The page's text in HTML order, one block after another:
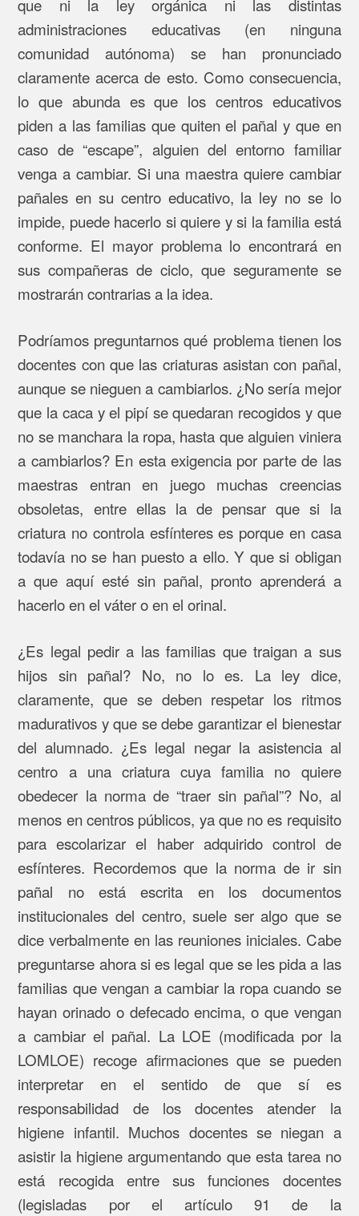
administraciones educativas (en ninguna
comunidad autónoma) se han pronunciado
claramente acerca de esto. Como consecuencia,
lo que abunda es que los centros educativos
piden a las familias que quiten el pañal y que en
caso de “escape”, alguien del entorno familiar
venga a cambiar. Si una maestra quiere cambiar
pañales en su centro educativo, la ley no se lo
impide, puede hacerlo si quiere y si la familia está
conforme. El mayor problema lo encontrará en
sus compañeras de ciclo, que seguramente se
mostrarán contrarias a la idea.
Podríamos preguntarnos qué problema tienen los
docentes con que las criaturas asistan con pañal,
aunque se nieguen a cambiarlos. ¿No sería mejor
que la caca y el pipí se quedaran recogidos y que
no se manchara la ropa, hasta que alguien viniera
a cambiarlos? En esta exigencia por parte de las
maestras entran en juego muchas creencias
obsoletas, entre ellas la de pensar que si la
criatura no controla esfínteres es porque en casa
todavía no se han puesto a ello. Y que si obligan
a que aquí esté sin pañal, pronto aprenderá a
hacerlo en el váter o en el orinal.
¿Es legal pedir a las familias que traigan a sus
hijos sin pañal? No, no lo es. La ley dice,
claramente, que se deben respetar los ritmos
madurativos y que se debe garantizar el bienestar
del alumnado. ¿Es legal negar la asistencia al
centro a una criatura cuya familia no quiere
obedecer la norma de “traer sin pañal”? No, al
menos en centros públicos, ya que no es requisito
para escolarizar el haber adquirido control de
esfínteres. Recordemos que la norma de ir sin
pañal no está escrita en los documentos
institucionales del centro, suele ser algo que se
dice verbalmente en las reuniones iniciales. Cabe
preguntarse ahora si es legal que se les pida a las
familias que vengan a cambiar la ropa cuando se
hayan orinado o defecado encima, o que vengan
a cambiar el pañal. La LOE (modificada por la
LOMLOE) recoge afirmaciones que se pueden
interpretar en el sentido de que sí es
responsabilidad de los docentes atender la
higiene infantil. Muchos docentes se niegan a
asistir la higiene argumentando que esta tarea no
está recogida entre sus funciones docentes
(legisladas por el artículo 91 de la